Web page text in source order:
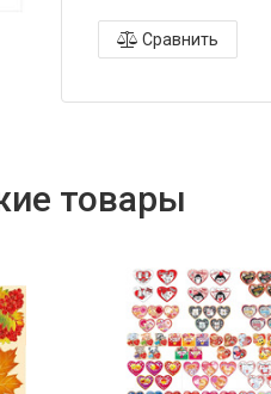
Сравнить
товары